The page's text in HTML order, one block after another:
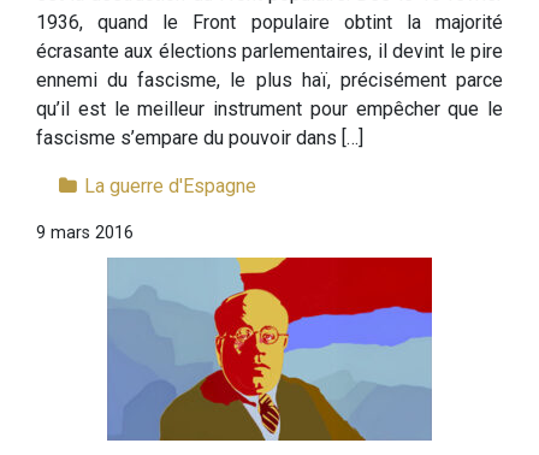
1936, quand le Front populaire obtint la majorité
écrasante aux élections parlementaires, il devint le pire
ennemi du fascisme, le plus haï, précisément parce
qu’il est le meilleur instrument pour empêcher que le
fascisme s’empare du pouvoir dans […]
La guerre d'Espagne
9 mars 2016